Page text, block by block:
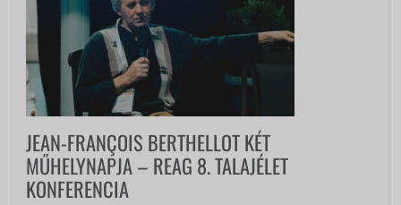
JEAN-FRANÇOIS BERTHELLOT KÉT
MŰHELYNAPJA – REAG 8. TALAJÉLET
KONFERENCIA